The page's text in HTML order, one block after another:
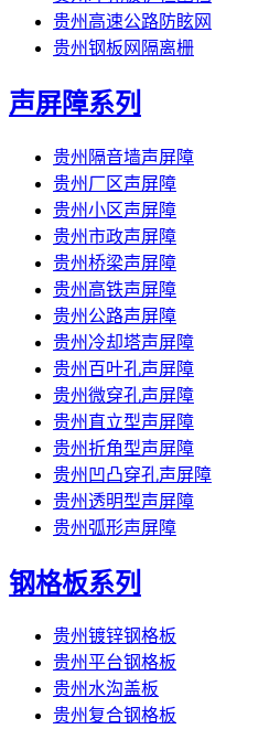
贵州高速公路防眩网
贵州钢板网隔离栅
声屏障系列
贵州隔音墙声屏障
贵州厂区声屏障
贵州小区声屏障
贵州市政声屏障
贵州桥梁声屏障
贵州高铁声屏障
贵州公路声屏障
贵州冷却塔声屏障
贵州百叶孔声屏障
贵州微穿孔声屏障
贵州直立型声屏障
贵州折角型声屏障
贵州凹凸穿孔声屏障
贵州透明型声屏障
贵州弧形声屏障
钢格板系列
贵州镀锌钢格板
贵州平台钢格板
贵州水沟盖板
贵州复合钢格板